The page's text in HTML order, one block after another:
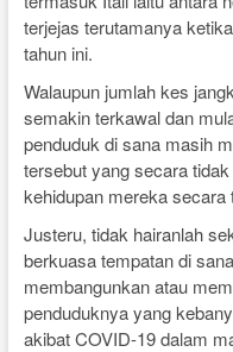
terjejas terutamanya
tahun ini.
Walaupun jumlah kes
semakin terkawal dan
penduduk di sana masih
tersebut yang secara
kehidupan mereka secara
Justeru, tidak hairanlah
berkuasa tempatan di
membangunkan atau
penduduknya yang
akibat COVID-19 dalam